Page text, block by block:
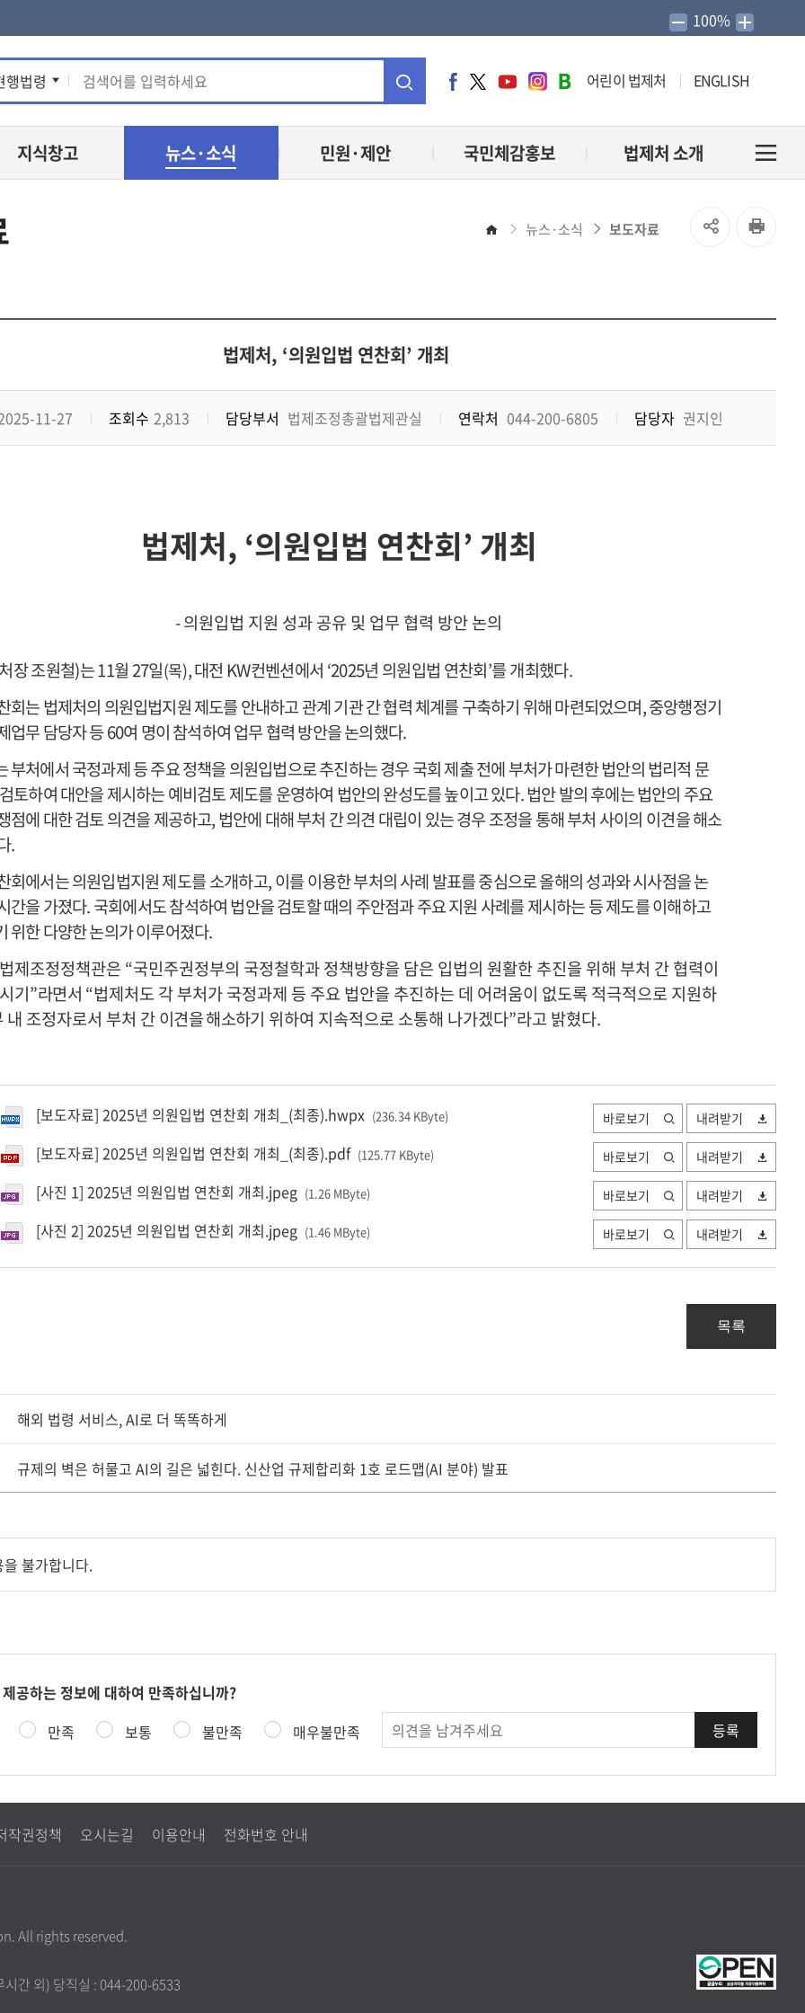
100%
통
합
검
행법령
통
페
스
북
트
터
유
브
타
그
버
어린이 법제처 ENGLISH
지식창고 뉴스·소식 민원·제안 국민체감홍보 법제처 소개
홈 뉴스·소식 보도자료
SNS
인
법제처, ‘의원입법 연찬회’ 개최
11-27 조회수 2,813 담당부서 법제조정총괄법제관실 연락처 044-200-6805 담당자 권지인
법제처, ‘의원입법 연찬회’ 개최
-의원입법 지원 성과 공유 및 업무 협력 방안 논의
장 조원철)는11월27일(목),대전 KW컨벤션에서 ‘2025년 의원입법 연찬회’를 개최했다.
회는 법제처의 의원입법지원 제도를 안내하고 관계 기관 간 협력 체계를 구축하기 위해 마련되었으며,중앙행정기
업무 담당자 등60여 명이 참석하여 업무 협력 방안을 논의했다.
부처에서 국정과제 등 주요 정책을 의원입법으로 추진하는 경우 국회 제출 전에 부처가 마련한 법안의 법리적 문
토하여 대안을 제시하는 예비검토 제도를 운영하여 법안의 완성도를 높이고 있다.법안 발의 후에는 법안의 주요
점에 대한 검토 의견을 제공하고,법안에 대해 부처 간 의견 대립이 있는 경우 조정을 통해 부처 사이의 이견을 해소
.
회에서는 의원입법지원제도를 소개하고,이를이용한 부처의 사례 발표를 중심으로 올해의 성과와 시사점을 논
간을 가졌다.국회에서도참석하여 법안을 검토할 때의 주안점과 주요 지원 사례를 제시하는 등제도를이해하고
위한 다양한 논의가 이루어졌다.
제조정정책관은 “국민주권정부의 국정철학과 정책방향을 담은 입법의 원활한 추진을 위해 부처 간 협력이
기”라면서 “법제처도 각 부처가 국정과제 등 주요 법안을 추진하는 데 어려움이 없도록 적극적으로 지원하
내 조정자로서 부처 간이견을 해소하기 위하여 지속적으로 소통해 나가겠다”라고 밝혔다.
[보도자료] 2025년 의원입법 연찬회 개최_(최종).hwpx (236.34 KByte) 바로보기 내려받기
[보도자료] 2025년 의원입법 연찬회 개최_(최종).pdf (125.77 KByte) 바로보기 내려받기
[사진 1] 2025년 의원입법 연찬회 개최.jpeg (1.26 MByte) 바로보기 내려받기
[사진 2] 2025년 의원입법 연찬회 개최.jpeg (1.46 MByte) 바로보기 내려받기
목록
해외 법령 서비스, AI로 더 똑똑하게
규제의 벽은 허물고 AI의 길은 넓힌다. 신산업 규제합리화 1호 로드맵(AI 분야) 발표
불가합니다.
공하는 정보에 대하여 만족하십니까?
만족 보통 불만족 매우불만족
의
견
작권정책 오시는길 이용안내 전화번호 안내
All rights reserved.
간 외) 당직실 : 044-200-6533